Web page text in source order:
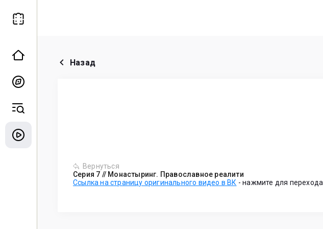
Назад
Вернуться
Серия 7 // Монастыринг. Православное реалити
Ссылка на страницу оригинального видео в ВК -нажмите для перехода